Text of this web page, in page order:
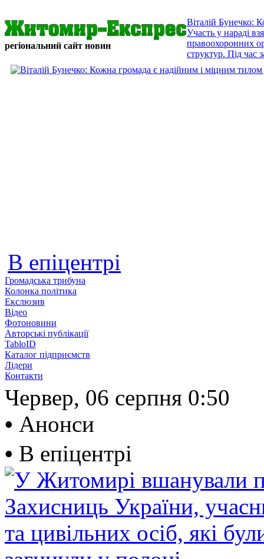
регіональний сайт новин
Віталій Бунечко:
Участь у нараді
правоохоронних
структур. Під час
В епіцентрі
Громадська трибуна
Колонка політика
Екслюзив
Відео
Фотоновини
Авторські публікації
TabloID
Каталог підприємств
Лідери
Контакти
Червер, 06 серпня 0:50
• Анонси
• В епіцентрі